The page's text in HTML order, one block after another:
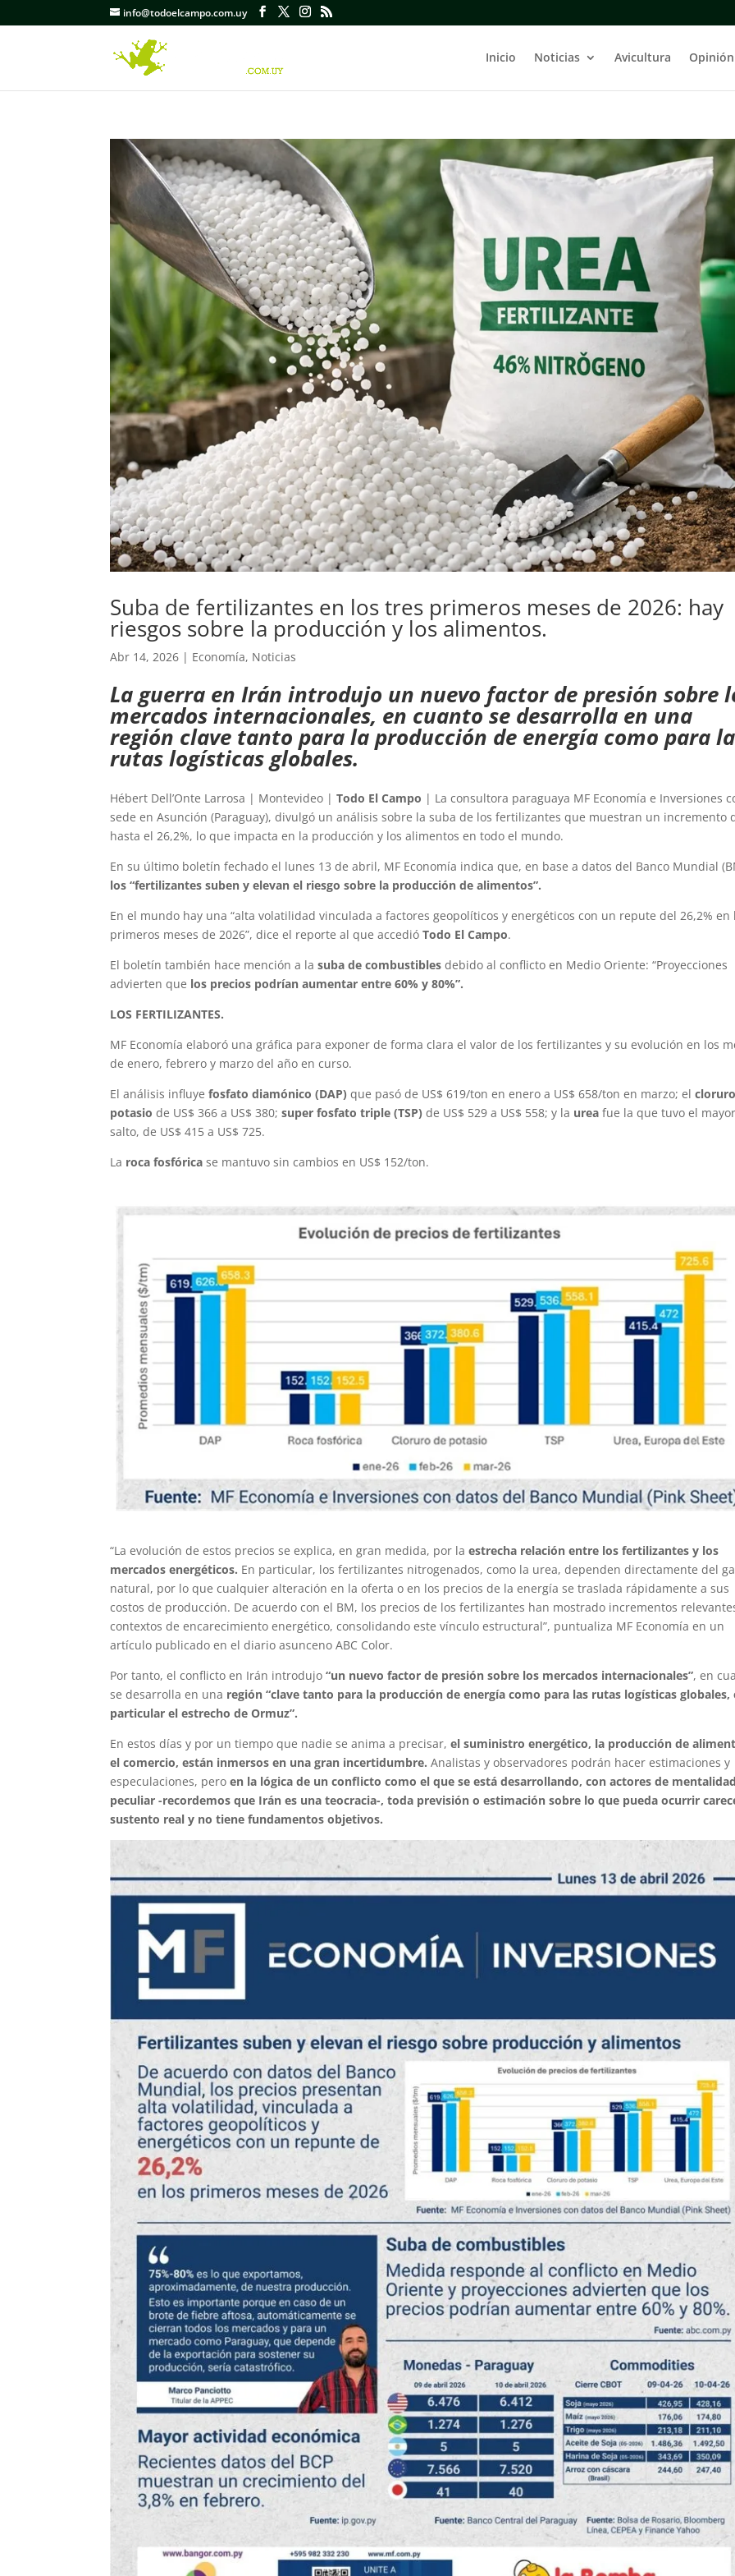
info@todoelcampo.com.uy
Inicio Noticias Avicultura Opinión
Suba de fertilizantes en los tres primeros meses de 2026: hay
riesgos sobre la producción y los alimentos.
Abr 14, 2026 | Economía, Noticias
La guerra en Irán introdujo un nuevo factor de presión sobre
mercados internacionales, en cuanto se desarrolla en una
región clave tanto para la producción de energía como para
rutas logísticas globales.
Hébert Dell’Onte Larrosa | Montevideo |Todo El Campo | La consultora paraguaya MF Economía e Inversiones
sede en Asunción (Paraguay), divulgó un análisis sobre la suba de los fertilizantes que muestran un incremento
hasta el 26,2%, lo que impacta en la producción y los alimentos en todo el mundo.
En su último boletín fechado el lunes 13 de abril, MF Economía indica que, en base a datos del Banco Mundial
los “fertilizantes suben y elevan el riesgo sobre la producción de alimentos”.
En el mundo hay una “alta volatilidad vinculada a factores geopolíticos y energéticos con un repute del 26,2% en
primeros meses de 2026”, dice el reporte al que accedióTodo El Campo.
El boletín también hace mención a lasuba de combustibles debido al conflicto en Medio Oriente: “Proyecciones
advierten que los precios podrían aumentar entre 60% y 80%”.
LOS FERTILIZANTES.
MF Economía elaboró una gráfica para exponer de forma clara el valor de los fertilizantes y su evolución en los
de enero, febrero y marzo del año en curso.
El análisis influyefosfato diamónico (DAP) que pasó de US$ 619/ton en enero a US$ 658/ton en marzo; el
potasio de US$ 366 a US$ 380;super fosfato triple (TSP) de US$ 529 a US$ 558; y la urea fue la que tuvo el
salto, de US$ 415 a US$ 725.
La roca fosfórica se mantuvo sin cambios en US$ 152/ton.
“La evolución de estos precios se explica, en gran medida, por laestrecha relación entre los fertilizantes y los
mercados energéticos. En particular, los fertilizantes nitrogenados, como la urea, dependen directamente del
natural, por lo que cualquier alteración en la oferta o en los precios de la energía se traslada rápidamente a sus
costos de producción. De acuerdo con el BM, los precios de los fertilizantes han mostrado incrementos
contextos de encarecimiento energético, consolidando este vínculo estructural”, puntualiza MF Economía en un
artículo publicado en el diario asunceno ABC Color.
Por tanto, el conflicto en Irán introdujo“un nuevo factor de presión sobre los mercados internacionales”, en
se desarrolla en una región “clave tanto para la producción de energía como para las rutas logísticas globales,
particular el estrecho de Ormuz”.
En estos días y por un tiempo que nadie se anima a precisar,el suministro energético, la producción de
el comercio, están inmersos en una gran incertidumbre. Analistas y observadores podrán hacer estimaciones y
especulaciones, peroen la lógica de un conflicto como el que se está desarrollando, con actores de
peculiar -recordemos que Irán es una teocracia-, toda previsión o estimación sobre lo que pueda ocurrir
sustento real y no tiene fundamentos objetivos.